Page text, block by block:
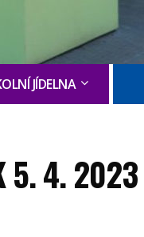
JÍDELNA
5. 4. 2023